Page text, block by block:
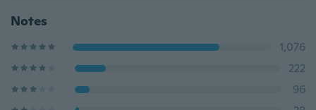
Notes
1,076
222
96